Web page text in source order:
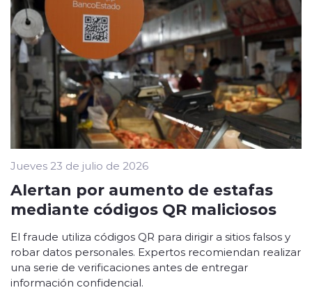
Jueves 23 de julio de 2026
Alertan por aumento de estafas
mediante códigos QR maliciosos
El fraude utiliza códigos QR para dirigir a sitios falsos y
robar datos personales. Expertos recomiendan realizar
una serie de verificaciones antes de entregar
información confidencial.